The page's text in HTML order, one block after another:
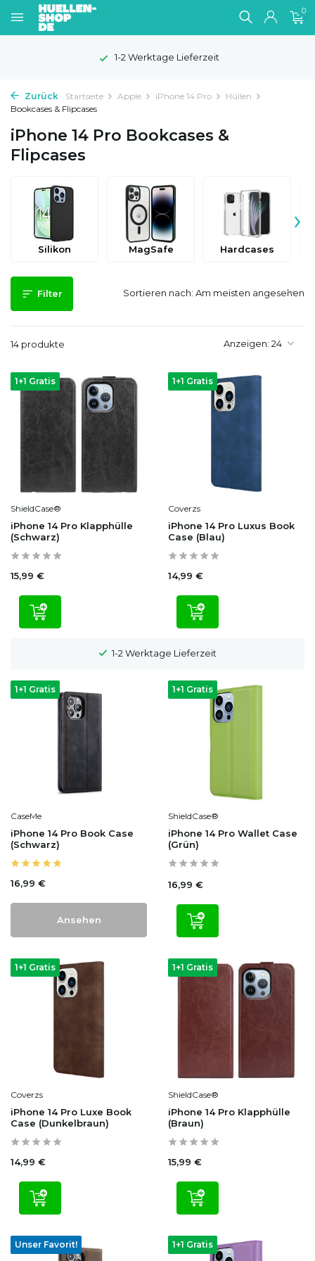
0
1-2 Werktage Lieferzeit
Zurück Startseite Apple iPhone 14 Pro
Hüllen
Bookcases & Flipcases
iPhone 14 Pro Bookcases &
Flipcases
Silikon MagSafe Hardcases
›
Filter
14 produkte Anzeigen:
Sortieren nach:
1+1 Gratis
ShieldCase®
iPhone 14 Pro Klapphülle
(Schwarz)
15,99 €
1+1 Gratis
Coverzs
iPhone 14 Pro Luxus Book
Case (Blau)
14,99 €
1-2 Werktage Lieferzeit
1+1 Gratis
CaseMe
iPhone 14 Pro Book Case
(Schwarz)
16,99 €
Ansehen
1+1 Gratis
ShieldCase®
iPhone 14 Pro Wallet Case
(Grün)
16,99 €
1+1 Gratis
Coverzs
iPhone 14 Pro Luxe Book
Case (Dunkelbraun)
14,99 €
1+1 Gratis
ShieldCase®
iPhone 14 Pro Klapphülle
(Braun)
15,99 €
Unser Favorit! 1+1 Gratis